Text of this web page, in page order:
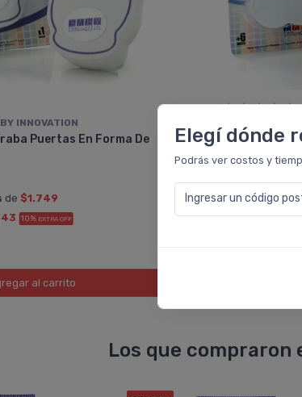
Elegí dónde
Podrás ver costos y
Ingresar un código
INNOVATION
Puertas En Forma De
de $1.749
10% EXTRA OFF
al carrito
Baby
$7.784 $8.194
6 cuotassin
ó
Los que